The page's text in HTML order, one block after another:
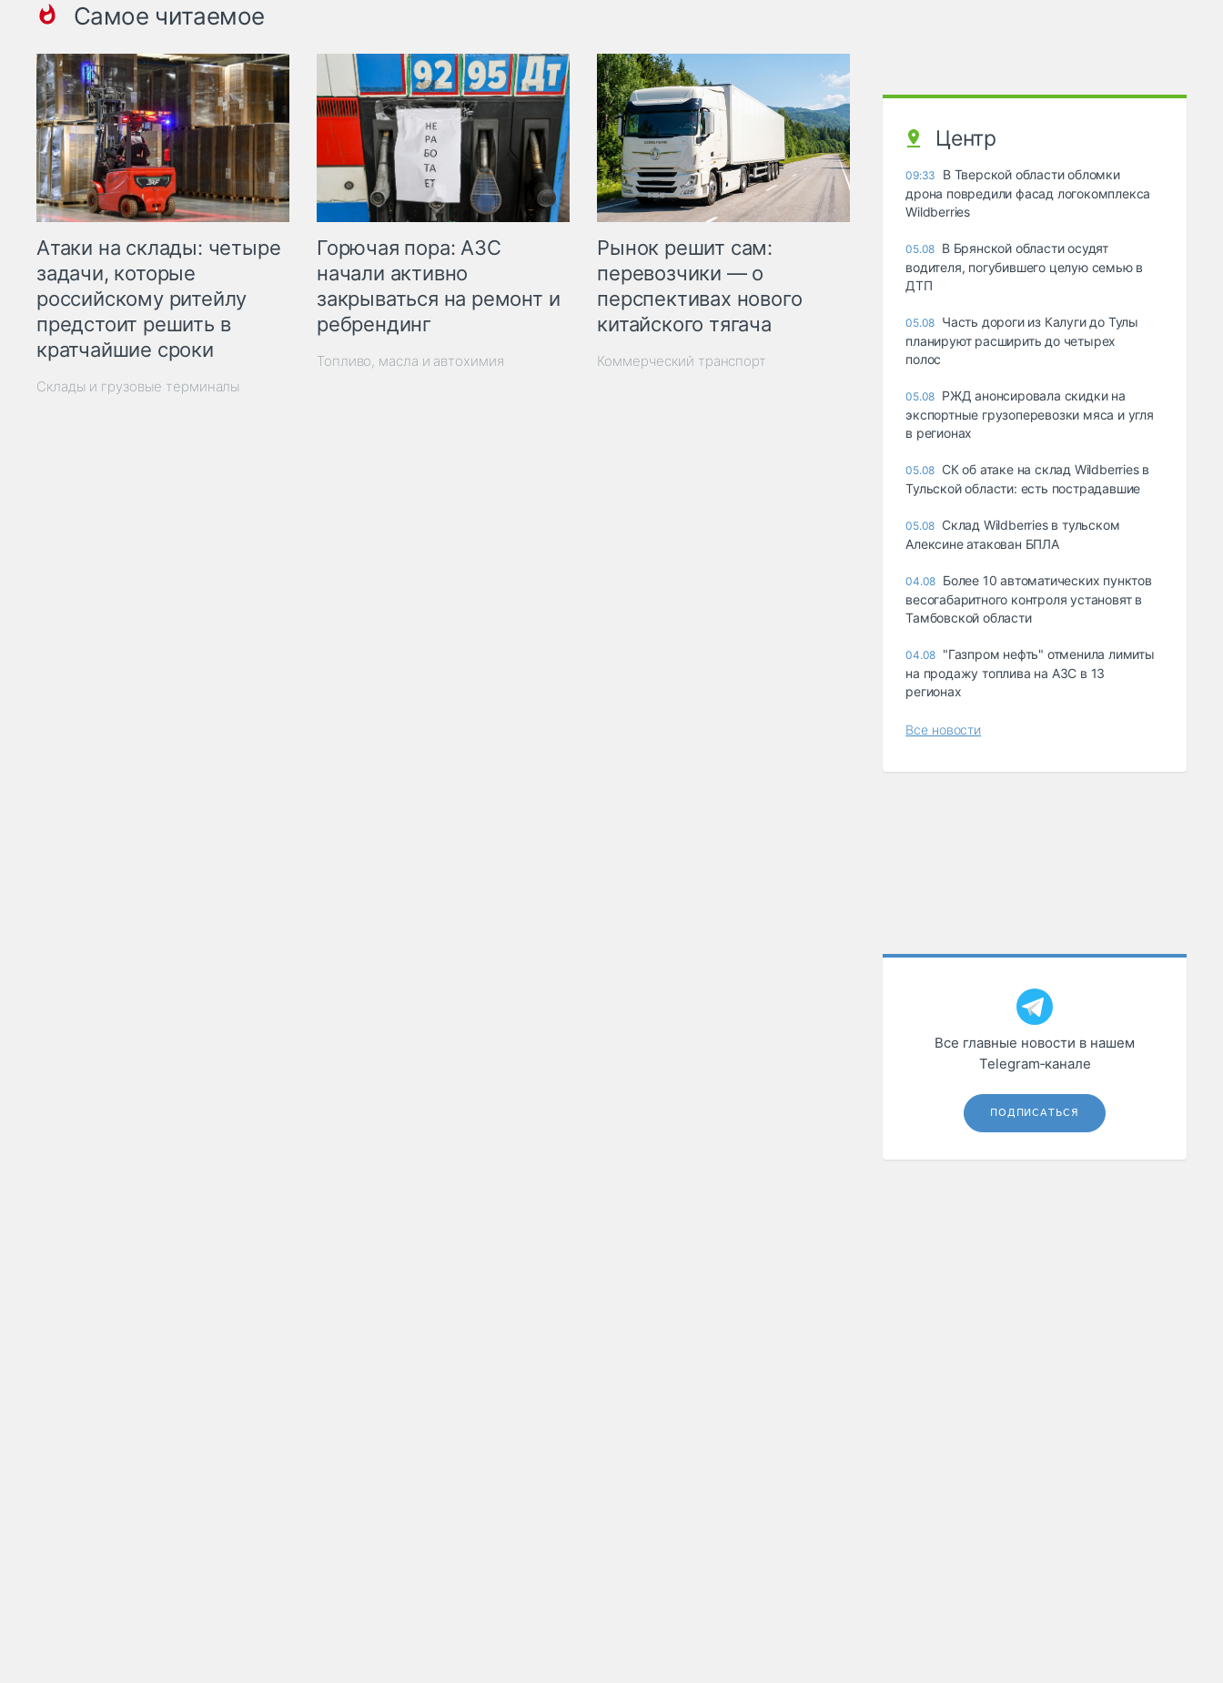
Самое читаемое
Атаки на склады: четыре
задачи, которые
российскому ритейлу
предстоит решить в
кратчайшие сроки
Склады и грузовые терминалы
Горючая пора: АЗС
начали активно
закрываться на ремонт и
ребрендинг
Топливо, масла и автохимия
Рынок решит сам:
перевозчики — о
перспективах нового
китайского тягача
Коммерческий транспорт
Центр
09:33
В Тверской области обломки
дрона повредили фасад логокомплекса
Wildberries
05.08 В Брянской области осудят
водителя, погубившего целую семью в
ДТП
05.08 Часть дороги из Калуги до Тулы
планируют расширить до четырех
полос
05.08 РЖД анонсировала скидки на
экспортные грузоперевозки мяса и угля
в регионах
05.08 СК об атаке на склад Wildberries в
Тульской области: есть пострадавшие
05.08 Склад Wildberries в тульском
Алексине атакован БПЛА
04.08 Более 10 автоматических пунктов
весогабаритного контроля установят в
Тамбовской области
04.08 "Газпром нефть" отменила лимиты
на продажу топлива на АЗС в 13
регионах
Все новости
Все главные новости в нашем
Telegram‑канале
ПОДПИСАТЬСЯ